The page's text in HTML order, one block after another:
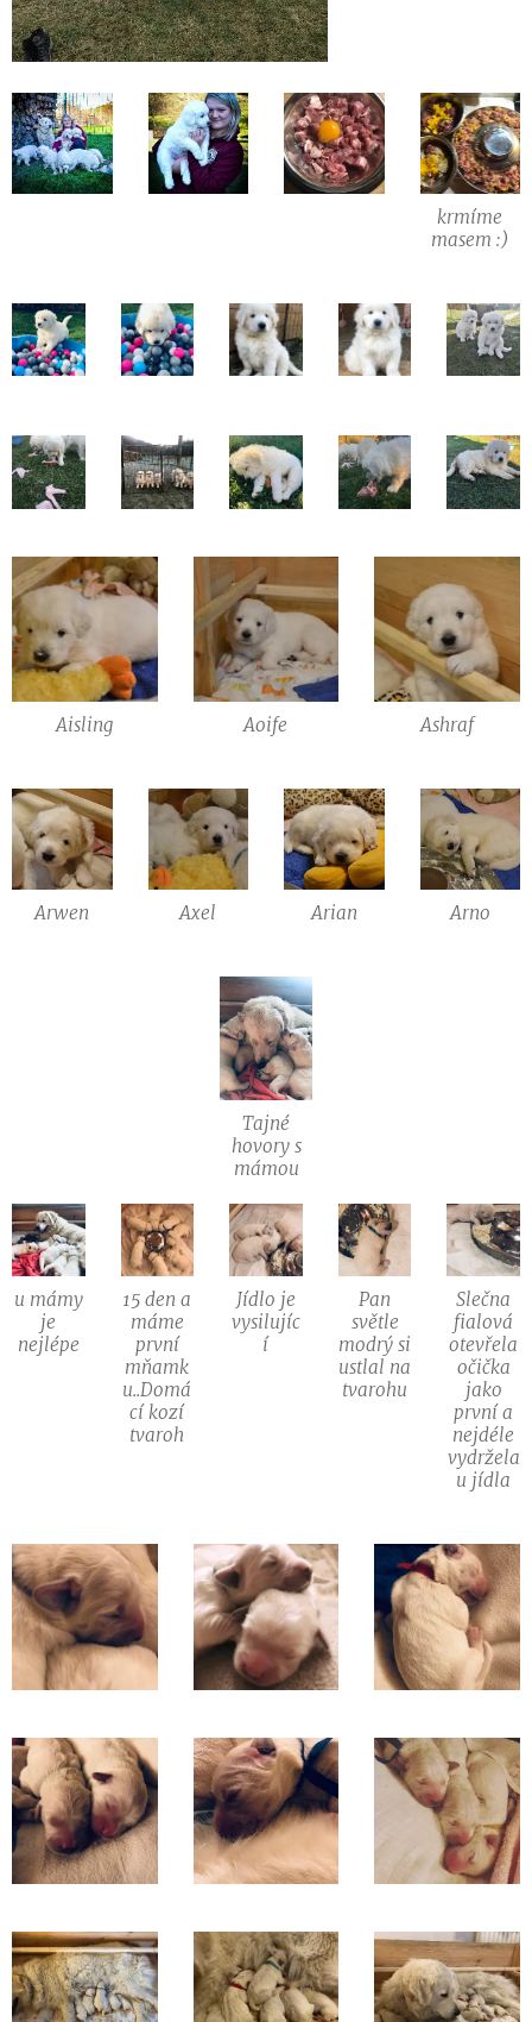
krmíme
masem :)
Aisling Aoife Ashraf
Arwen Axel Arian Arno
Tajné
hovory s
mámou
u mámy
je
nejlépe
15 den a
máme
první
mňamk
u..Domá
cí kozí
tvaroh
Jídlo je
vysilujíc
í
Pan
světle
modrý si
ustlal na
tvarohu
Slečna
fialová
otevřela
očička
jako
první a
nejdéle
vydržela
u jídla